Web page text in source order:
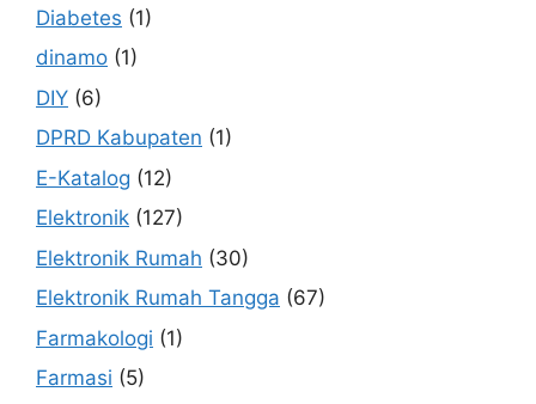
Diabetes (1)
dinamo (1)
DIY (6)
DPRD Kabupaten (1)
E-Katalog (12)
Elektronik (127)
Elektronik Rumah (30)
Elektronik Rumah Tangga (67)
Farmakologi (1)
Farmasi (5)